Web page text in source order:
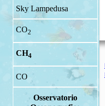
Sky Lampedusa
CO2
CH4
CO
Osservatorio